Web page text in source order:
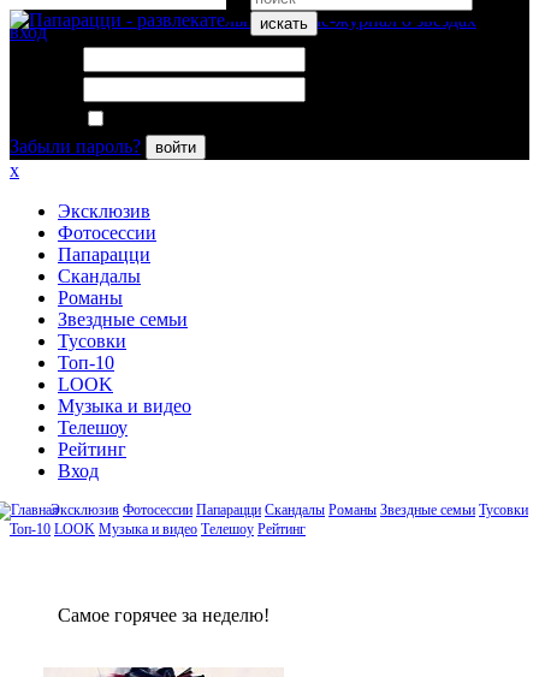
искать
вход
Забыли пароль?
войти
x
Эксклюзив
Фотосессии
Папарацци
Скандалы
Романы
Звездные семьи
Тусовки
Топ-10
LOOK
Музыка и видео
Телешоу
Рейтинг
Вход
Эксклюзив Фотосессии Папарацци Скандалы Романы Звездные семьи Тусовки
Топ-10 LOOK Музыка и видео Телешоу Рейтинг
Сaмое гoрячее за неделю!